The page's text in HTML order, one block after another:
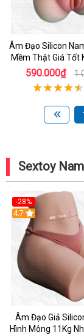
Âm Đạo Silicon
Mềm Thật Giá Tốt
590.000₫
Sextoy Nam
-28%
4.7
Âm Đạo Giả
Hình Mông 11Kg